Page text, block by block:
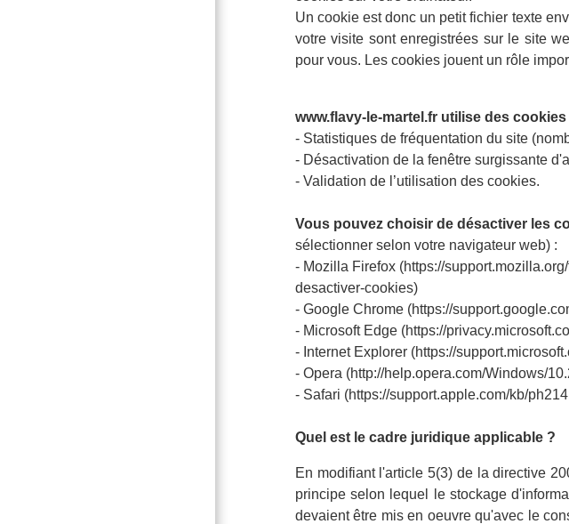
Un cookie est donc un petit fichier texte
votre visite sont enregistrées sur le site
pour vous. Les cookies jouent un rôle
www.flavy-le-martel.fr utilise des
- Statistiques de fréquentation du site
- Désactivation de la fenêtre surgissante
- Validation de l’utilisation des cookies.
Vous pouvez choisir de désactiver les
sélectionner selon votre navigateur web) :
- Mozilla Firefox (https://
desactiver-cookies)
- Google Chrome (https://
- Microsoft Edge (https://
- Internet Explorer (https://
- Opera (http://help.opera.com/Windows/
- Safari (https://support.apple.com/kb/
Quel est le cadre juridique applicable ?
En modifiant l'article 5(3) de la directive
principe selon lequel le stockage
devaient être mis en oeuvre qu'avec le